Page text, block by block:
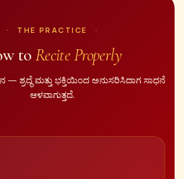
THE PRACTICE
toRecite Properly
— ಶ್ರದ್ಧೆ ಮತ್ತು ಭಕ್ತಿಯಿಂದ ಅನುಸರಿಸಿದಾಗ ಸಾಧನೆ
ಆಳವಾಗುತ್ತದೆ.